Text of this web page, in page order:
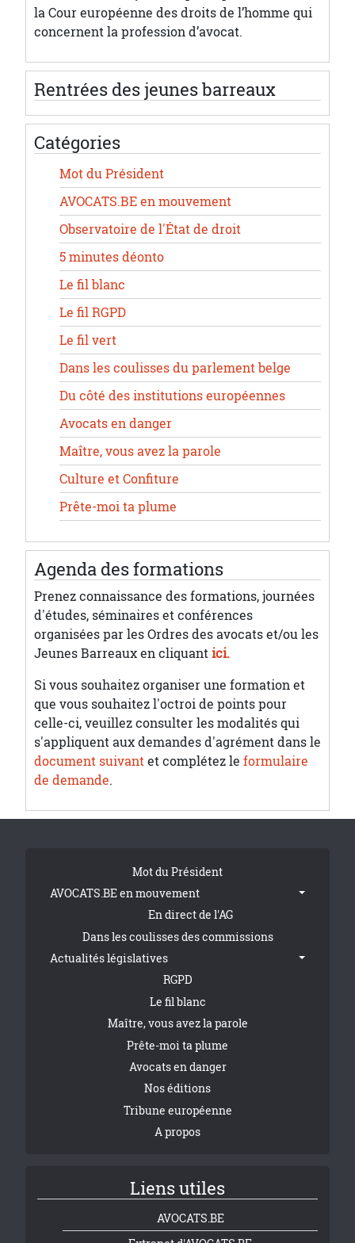
la Cour européenne des droits de l’homme qui
concernent la profession d’avocat.
Rentrées des jeunes barreaux
Catégories
Mot du Président
AVOCATS.BE en mouvement
Observatoire de l'État de droit
5 minutes déonto
Le fil blanc
Le fil RGPD
Le fil vert
Dans les coulisses du parlement belge
Du côté des institutions européennes
Avocats en danger
Maître, vous avez la parole
Culture et Confiture
Prête-moi ta plume
Agenda des formations
Prenez connaissance des formations, journées
d'études, séminaires et conférences
organisées par les Ordres des avocats et/ou les
Jeunes Barreaux en cliquantici.
Si vous souhaitez organiser une formation et
que vous souhaitez l'octroi de points pour
celle-ci, veuillez consulter les modalités qui
s'appliquent aux demandes d'agrément dans le
document suivantet complétez le formulaire
de demande.
Tribune FooterMot du Président
AVOCATS.BE en mouvement
En direct de l'AG
Dans les coulisses des commissions
Actualités législatives
RGPD
Le fil blanc
Maître, vous avez la parole
Prête-moi ta plume
Avocats en danger
Nos éditions
Tribune européenne
A propos
Liens utiles
AVOCATS.BE